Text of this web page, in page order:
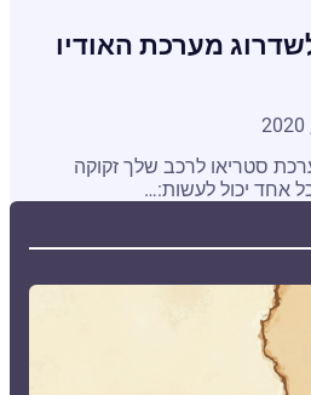
מערכת האודיו
סטריאו לרכב שלך זקוקה
אחד יכול לעשות:…